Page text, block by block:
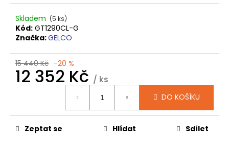
Skladem (5 ks)
Kód: GT1290CL-G
Značka:GELCO
15 440 Kč –20 %
12 352 Kč / ks
DO KOŠÍKU
Zeptat se Hlídat Sdílet
D
o
p
u
e
m